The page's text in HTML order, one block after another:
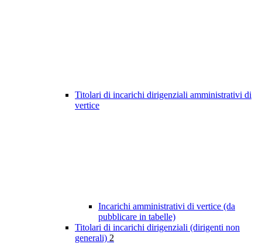
Titolari di incarichi dirigenziali amministrativi di
vertice
Incarichi amministrativi di vertice (da
pubblicare in tabelle)
Titolari di incarichi dirigenziali (dirigenti non
generali) 2